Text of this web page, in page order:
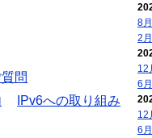
問
IPv6への取り組み
8月
2月
12
6月
12
6月